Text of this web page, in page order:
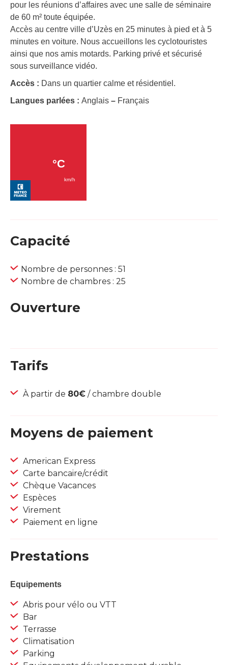
pour les réunions d’affaires avec une salle de séminaire
de 60 m² toute équipée.
Accès au centre ville d’Uzès en 25 minutes à pied et à 5
minutes en voiture. Nous accueillons les cyclotouristes
ainsi que nos amis motards. Parking privé et sécurisé
sous surveillance vidéo.
Accès : Dans un quartier calme et résidentiel.
Langues parlées : Anglais – Français
Capacité
Nombre de personnes : 51
Nombre de chambres : 25
Ouverture
Tarifs
À partir de 80€ / chambre double
Moyens de paiement
American Express
Carte bancaire/crédit
Chèque Vacances
Espèces
Virement
Paiement en ligne
Prestations
Equipements
Abris pour vélo ou VTT
Bar
Terrasse
Climatisation
Parking